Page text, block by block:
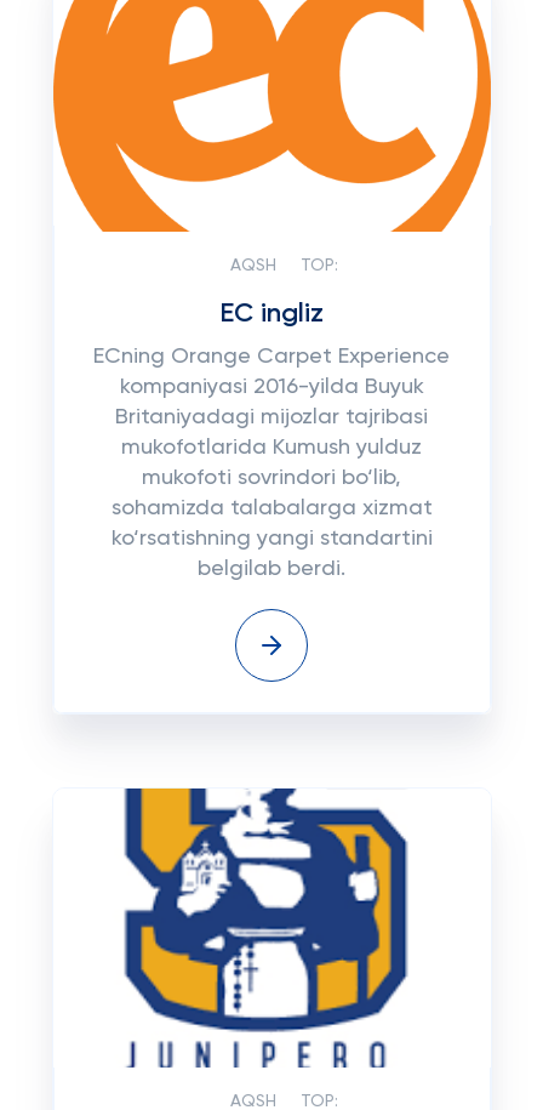
AQSH TOP:
EC ingliz
ECning Orange Carpet Experience
kompaniyasi 2016-yilda Buyuk
Britaniyadagi mijozlar tajribasi
mukofotlarida Kumush yulduz
mukofoti sovrindori bo‘lib,
sohamizda talabalarga xizmat
ko‘rsatishning yangi standartini
belgilab berdi.
AQSH TOP: